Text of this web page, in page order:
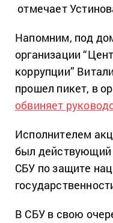
отмечает
Напомним, под
организации
коррупции”
прошел пикет, в
обвиняет
Исполнителем
был действующий
СБУ по защите
В СБУ в свою